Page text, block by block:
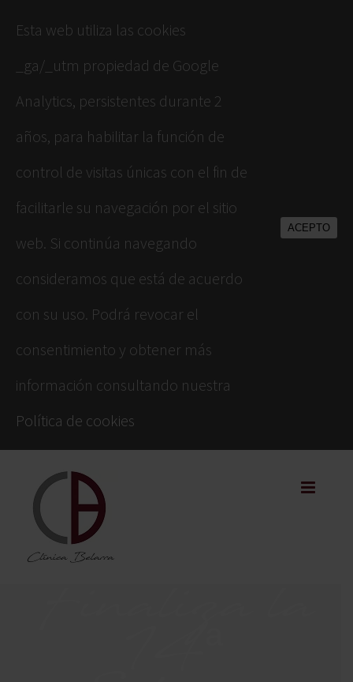
Esta web utiliza las cookies
_ga/_utm propiedad de Google
Analytics, persistentes durante 2
años, para habilitar la función de
control de visitas únicas con el fin de
facilitarle su navegación por el sitio
web. Si continúa navegando
consideramos que está de acuerdo
con su uso. Podrá revocar el
consentimiento y obtener más
información consultando nuestra
Política de cookies
ACEPTO